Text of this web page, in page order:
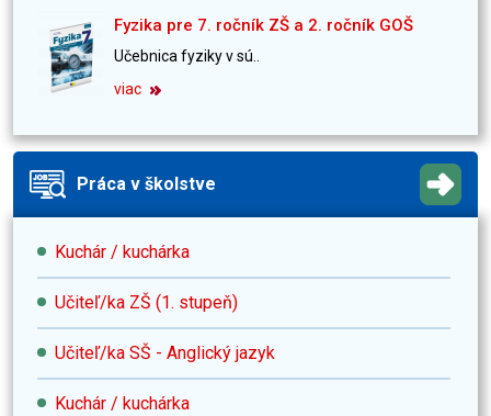
Fyzika pre 7. ročník ZŠ a 2. ročník GOŠ
Učebnica fyziky v sú..
viac
Práca v školstve
Kuchár / kuchárka
Učiteľ/ka ZŠ (1. stupeň)
Učiteľ/ka SŠ - Anglický jazyk
Kuchár / kuchárka